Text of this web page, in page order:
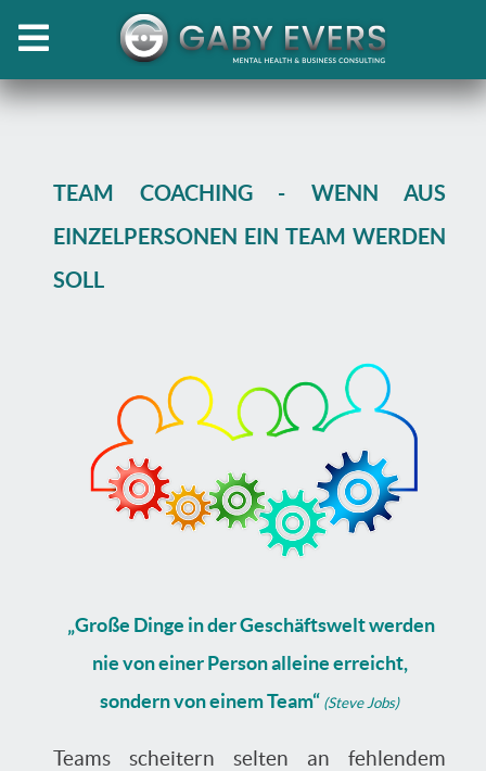
TEAM COACHING - WENN AUS
EINZELPERSONEN EIN TEAM WERDEN
SOLL
„Große Dinge in der Geschäftswelt werden
nie von einer Person alleine erreicht,
sondern von einem Team“ (Steve Jobs)
Teams scheitern selten an fehlendem